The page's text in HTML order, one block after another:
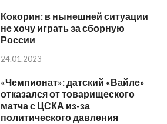
Кокорин: в нынешней ситуации
не хочу играть за сборную
России
24.01.2023
«Чемпионат»: датский «Вайле»
отказался от товарищеского
матча с ЦСКА из-за
политического давления